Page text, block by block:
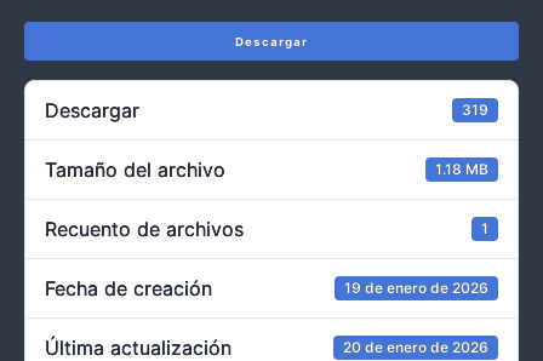
Descargar
Descargar 319
Tamaño del archivo 1.18 MB
Recuento de archivos 1
Fecha de creación 19 de enero de 2026
Última actualización 20 de enero de 2026